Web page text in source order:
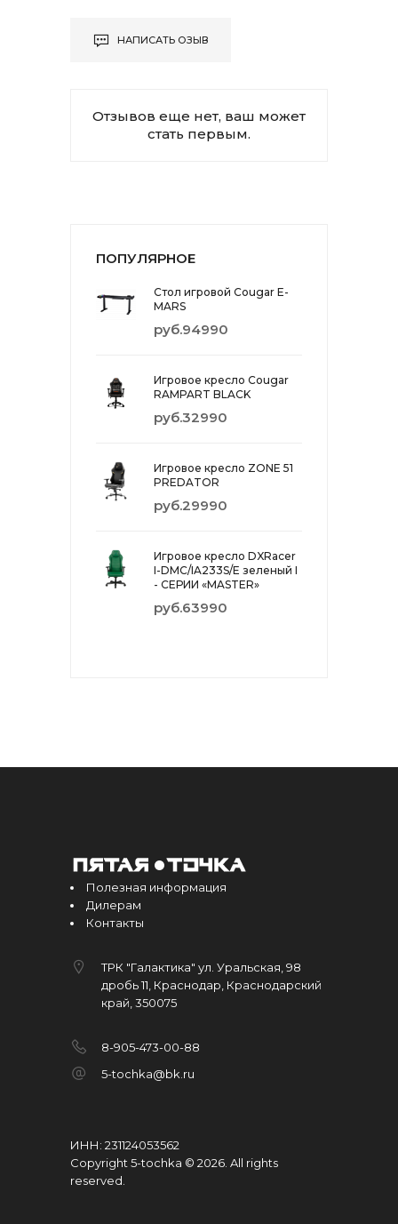
НАПИСАТЬ ОЗЫВ
Отзывов еще нет, ваш может
стать первым.
ПОПУЛЯРНОЕ
Стол игровой Cougar E-
MARS
руб.94990
Игровое кресло Cougar
RAMPART BLACK
руб.32990
Игровое кресло ZONE 51
PREDATOR
руб.29990
Игровое кресло DXRacer
I-DMC/IA233S/E зеленый I
- СЕРИИ «MASTER»
руб.63990
Полезная информация
Дилерам
Контакты
ТРК "Галактика" ул. Уральская, 98
дробь 11, Краснодар, Краснодарский
край, 350075
8-905-473-00-88
5-tochka@bk.ru
ИНН: 231124053562
Copyright 5-tochka © 2026 All rights
reserved.